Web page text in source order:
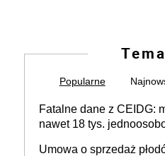
Popularne
Fatalne dane z CEIDG:
nawet 18 tys.
Umowa o sprzedaż